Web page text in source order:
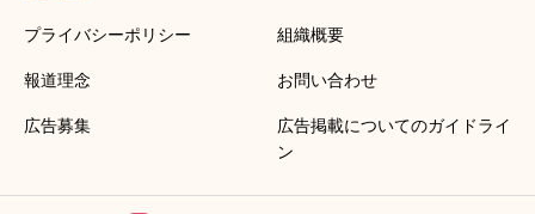
プライバシーポリシー 組織概要
報道理念 お問い合わせ
広告募集
広告掲載についてのガイドライ
ン